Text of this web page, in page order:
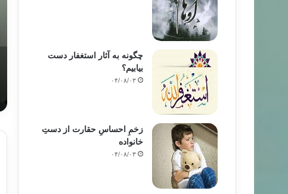
چگونه به آثار استغفار دست
بیابیم؟
۰۴/۰۸/۰۳
زخمِ احساسِ حقارت از دستِ
خانواده
۰۴/۰۸/۰۳